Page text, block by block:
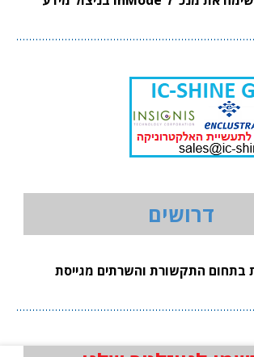
דרושים
בתחום התקשורת והשרתים מגייסת